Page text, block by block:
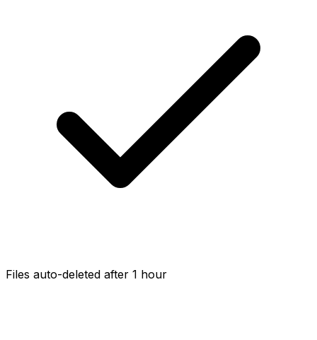
Files auto-deleted after 1 hour